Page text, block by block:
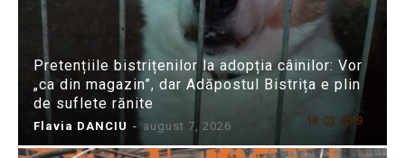
Pretențiile bistrițenilor la adopția câinilor: Vor
„ca din magazin”, dar Adăpostul Bistrița e plin
de suflete rănite
Flavia DANCIU - august 7, 2026